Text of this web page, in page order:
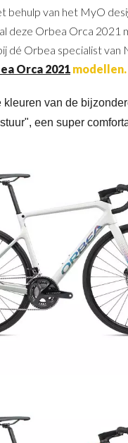
behulp van het MyO
deze Orbea Orca 2021
dé Orbea specialist van
Orca 2021 modellen.
kleuren van de
een super